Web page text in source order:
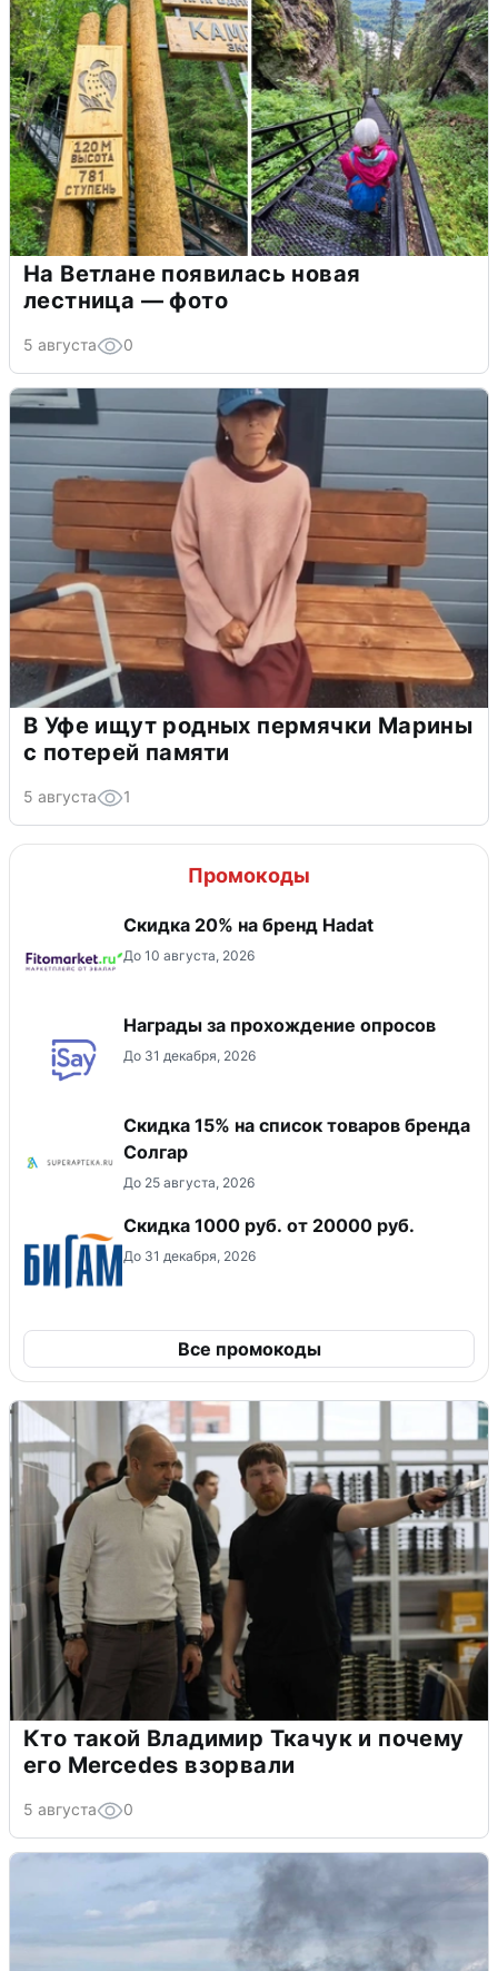
На Ветлане появилась новая
лестница — фото
5 августа 0
В Уфе ищут родных пермячки Марины
с потерей памяти
5 августа 1
Промокоды
Скидка 20% на бренд Hadat
До 10 августа, 2026
Награды за прохождение опросов
До 31 декабря, 2026
Скидка 15% на список товаров бренда
Солгар
До 25 августа, 2026
​Скидка 1000 руб. от 20000 руб.
До 31 декабря, 2026
Все промокоды
Кто такой Владимир Ткачук и почему
его Mercedes взорвали
5 августа 0